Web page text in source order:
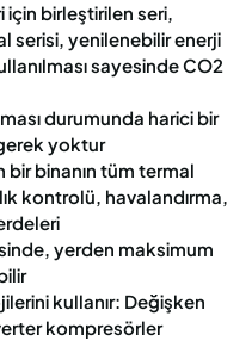
için birleştirilen seri,
serisi, yenilenebilir enerji
sayesinde CO2
durumunda harici bir
yoktur
bir binanın tüm termal
kontrolü, havalandırma,
yerden maksimum
kullanır: Değişken
kompresörler